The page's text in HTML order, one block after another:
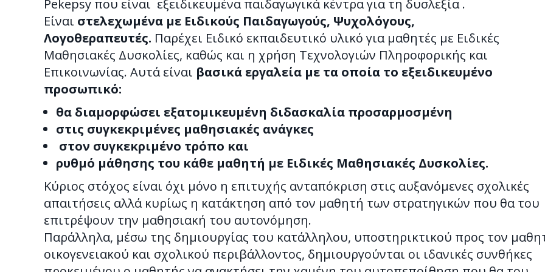
Pekepsy που είναι εξειδικευμένα παιδαγωγικά κέντρα για τη δυσλεξία .
Είναι στελεχωμένα με Ειδικούς Παιδαγωγούς, Ψυχολόγους,
Λογοθεραπευτές. Παρέχει Ειδικό εκπαιδευτικό υλικό για μαθητές με Ειδικές
Μαθησιακές Δυσκολίες, καθώς και η χρήση Τεχνολογιών Πληροφορικής και
Επικοινωνίας. Αυτά είναι βασικά εργαλεία με τα οποία το εξειδικευμένο
προσωπικό:
θα διαμορφώσει εξατομικευμένη διδασκαλία προσαρμοσμένη
στις συγκεκριμένες μαθησιακές ανάγκες
στον συγκεκριμένο τρόπο και
ρυθμό μάθησης του κάθε μαθητή με Ειδικές Μαθησιακές Δυσκολίες.
Κύριος στόχος είναι όχι μόνο η επιτυχής ανταπόκριση στις αυξανόμενες σχολικές
απαιτήσεις αλλά κυρίως η κατάκτηση από τον μαθητή των στρατηγικών που θα του
επιτρέψουν την μαθησιακή του αυτονόμηση.
Παράλληλα, μέσω της δημιουργίας του κατάλληλου, υποστηρικτικού προς τον
οικογενειακού και σχολικού περιβάλλοντος, δημιουργούνται οι ιδανικές συνθήκες